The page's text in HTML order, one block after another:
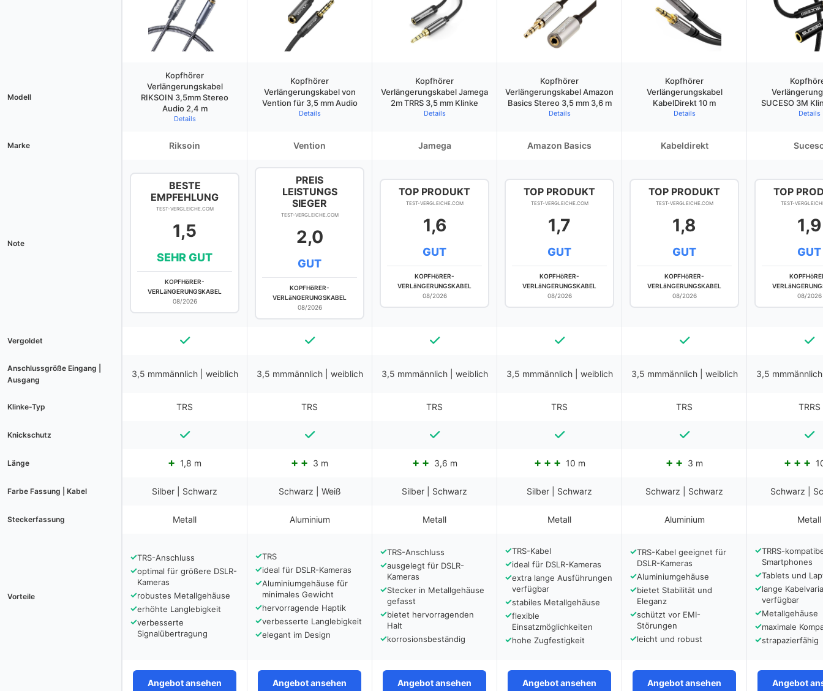
Modell
Kopfhörer
Verlängerungskabel
RIKSOIN 3,5mm Stereo
Audio 2,4 m
Details
Kopfhörer
Verlängerungskabel von
Vention für 3,5 mm Audio
Details
Kopfhörer
Verlängerungskabel Jamega
2m TRRS 3,5 mm Klinke
Details
Kopfhörer
Verlängerungskabel Amazon
Basics Stereo 3,5 mm 3,6 m
Details
Kopfhörer
Verlängerungskabel
KabelDirekt 10 m
Details
SUCESO 3M
Details
Marke Riksoin Vention Jamega Amazon Basics Kabeldirekt
Note
BESTE
EMPFEHLUNG
TEST-VERGLEICHE.COM
1,5
SEHR GUT
KOPFHöRER-
VERLäNGERUNGSKABEL
08/2026
PREIS
LEISTUNGS
SIEGER
TEST-VERGLEICHE.COM
2,0
GUT
KOPFHöRER-
VERLäNGERUNGSKABEL
08/2026
TOP PRODUKT
TEST-VERGLEICHE.COM
1,6
GUT
KOPFHöRER-
VERLäNGERUNGSKABEL
08/2026
TOP PRODUKT
TEST-VERGLEICHE.COM
1,7
GUT
KOPFHöRER-
VERLäNGERUNGSKABEL
08/2026
TOP PRODUKT
TEST-VERGLEICHE.COM
1,8
GUT
KOPFHöRER-
VERLäNGERUNGSKABEL
08/2026
TOP
TEST-
1,9
GUT
08/2026
Vergoldet
Anschlussgröße Eingang |
Ausgang
3,5 mmmännlich | weiblich 3,5 mmmännlich | weiblich 3,5 mmmännlich | weiblich 3,5 mmmännlich | weiblich 3,5 mmmännlich | weiblich 3,5
Klinke-Typ TRS TRS TRS TRS TRS TRRS
Knickschutz
Länge 1,8 m 3 m 3,6 m 10 m 3 m
Farbe Fassung | Kabel Silber | Schwarz Schwarz | Weiß Silber | Schwarz Silber | Schwarz Schwarz | Schwarz Schwarz |
Steckerfassung Metall Aluminium Metall Metall Aluminium Metall
Vorteile
✓TRS-Anschluss
✓optimal für größere DSLR-
Kameras
✓robustes Metallgehäuse
✓erhöhte Langlebigkeit
✓verbesserte
Signalübertragung
✓TRS
✓ideal für DSLR-Kameras
✓Aluminiumgehäuse für
minimales Gewicht
✓hervorragende Haptik
✓verbesserte Langlebigkeit
✓elegant im Design
✓TRS-Anschluss
✓ausgelegt für DSLR-
Kameras
✓Stecker in Metallgehäuse
gefasst
✓bietet hervorragenden
Halt
✓korrosionsbeständig
✓TRS-Kabel
✓ideal für DSLR-Kameras
✓extra lange Ausführungen
verfügbar
✓stabiles Metallgehäuse
✓flexible
Einsatzmöglichkeiten
✓hohe Zugfestigkeit
✓TRS-Kabel geeignet für
DSLR-Kameras
✓Aluminiumgehäuse
✓bietet Stabilität und
Eleganz
✓schützt vor EMI-
Störungen
✓leicht und robust
✓TRRS-
Smartphones
✓Tablets und
✓lange
verfügbar
✓Metallgehäuse
✓maximale
✓strapazierfähig
Angebot ansehen Angebot ansehen Angebot ansehen Angebot ansehen Angebot ansehen Angebot